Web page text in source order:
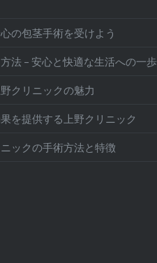
の包茎手術を受けよう
法 – 安心と快適な生活への一歩
クリニックの魅力
を提供する上野クリニック
ックの手術方法と特徴